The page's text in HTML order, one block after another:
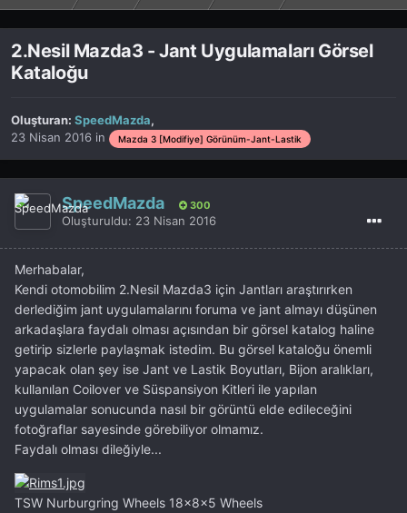
2.Nesil Mazda3 - Jant Uygulamaları Görsel
Kataloğu
Oluşturan: SpeedMazda,
23 Nisan 2016 in Mazda 3 [Modifiye] Görünüm-Jant-Lastik
SpeedMazda 300
Oluşturuldu: 23 Nisan 2016
Merhabalar,
Kendi otomobilim 2.Nesil Mazda3 için Jantları araştırırken
derlediğim jant uygulamalarını foruma ve jant almayı düşünen
arkadaşlara faydalı olması açısından bir görsel katalog haline
getirip sizlerle paylaşmak istedim. Bu görsel kataloğu önemli
yapacak olan şey ise Jant ve Lastik Boyutları, Bijon aralıkları,
kullanılan Coilover ve Süspansiyon Kitleri ile yapılan
uygulamalar sonucunda nasıl bir görüntü elde edileceğini
fotoğraflar sayesinde görebiliyor olmamız.
Faydalı olması dileğiyle...
TSW Nurburgring Wheels 18x8x5 Wheels